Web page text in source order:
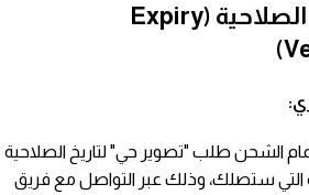
📅 سياسة فحص الصلاحية (Expiry
الشحن طلب "تصوير حي" لتاريخ الصلاحية
التي ستصلك، وذلك عبر التواصل مع فريق